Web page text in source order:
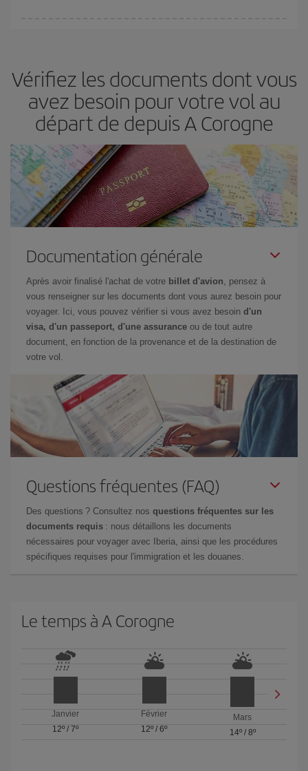
Vérifiez les documents dont vous
avez besoin pour votre vol au
départ de depuis A Corogne
Documentation générale
Après avoir finalisé l'achat de votre billet d'avion , pensez à
vous renseigner sur les documents dont vous aurez besoin pour
voyager. Ici, vous pouvez vérifier si vous avez besoin d'un
visa, d'un passeport, d'une assurance ou de tout autre
document, en fonction de la provenance et de la destination de
votre vol.
Questions fréquentes (FAQ)
Des questions ? Consultez nos questions fréquentes sur les
documents requis : nous détaillons les documents
nécessaires pour voyager avec Iberia, ainsi que les procédures
spécifiques requises pour l'immigration et les douanes.
Le temps à A Corogne
Janvier
12º /7º
Février
12º / 6º
Mars
14º/ 8º